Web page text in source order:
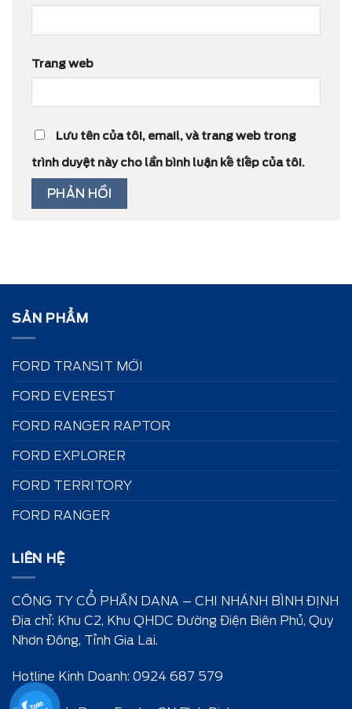
Trang web
Lưu tên của tôi, email, và trang web trong
trình duyệt này cho lần bình luận kế tiếp của tôi.
SẢN PHẨM
FORD TRANSIT MỚI
FORD EVEREST
FORD RANGER RAPTOR
FORD EXPLORER
FORD TERRITORY
FORD RANGER
LIÊN HỆ
CÔNG TY CỔ PHẦN DANA – CHI NHÁNH BÌNH ĐỊNH
Địa chỉ: Khu C2, Khu QHDC Đường Điện Biên Phủ, Quy
Nhơn Đông, Tỉnh Gia Lai.
Hotline Kinh Doanh: 0924 687 579